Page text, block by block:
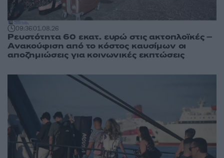
09:3601.08.26
Ρευστότητα 60 εκατ. ευρώ στις ακτοπλοϊκές –
Ανακούφιση από το κόστος καυσίμων οι
αποζημιώσεις για κοινωνικές εκπτώσεις